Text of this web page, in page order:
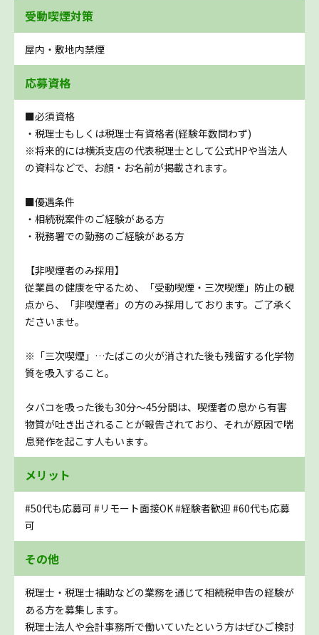
受動喫煙対策
屋内・敷地内禁煙
応募資格
■必須資格
・税理士もしくは税理士有資格者(経験年数問わず)
※将来的には横浜支店の代表税理士として公式HPや当法人
の資料などで、お顔・お名前が掲載されます。
■優遇条件
・相続税案件のご経験がある方
・税務署での勤務のご経験がある方
【非喫煙者のみ採用】
従業員の健康を守るため、「受動喫煙・三次喫煙」防止の観
点から、「非喫煙者」の方のみ採用しております。ご了承く
ださいませ。
※「三次喫煙」…たばこの火が消された後も残留する化学物
質を吸入すること。
タバコを吸った後も30分～45分間は、喫煙者の息から有害
物質が吐き出されることが報告されており、それが原因で喘
息発作を起こす人もいます。
メリット
#50代も応募可 #リモート面接OK#経験者歓迎 #60代も応募
可
その他
税理士・税理士補助などの業務を通じて相続税申告の経験が
ある方を募集します。
税理士法人や会計事務所で働いていたという方はぜひご検討